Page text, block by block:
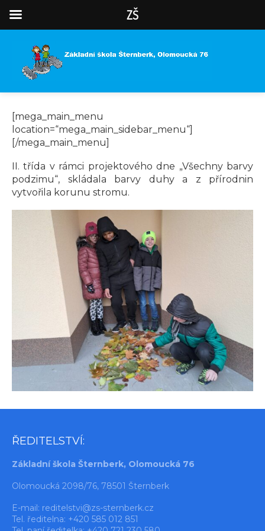
[mega_main_menu
location=“mega_main_sidebar_menu“]
[/mega_main_menu]
II. třída v rámci projektového dne „Všechny barvy
podzimu“, skládala barvy duhy a z přírodnin
vytvořila korunu stromu.
ŘEDITELSTVÍ:
Základní škola Šternberk, Olomoucká 76
Olomoucká 2098/76, 78501 Šternberk
E-mail: reditelstvi@zs-sternberk.cz
Tel. ředitelna: +420 585 012 851
ZŠ